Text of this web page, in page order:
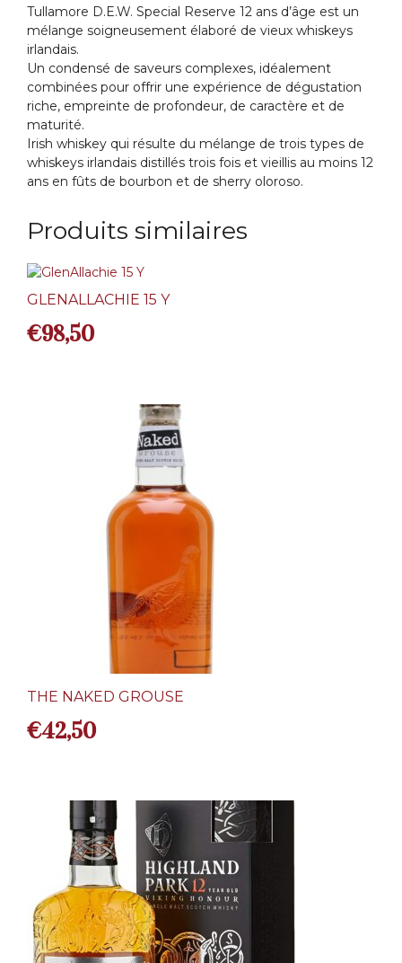
Tullamore D.E.W. Special Reserve 12 ans d’âge est un
mélange soigneusement élaboré de vieux whiskeys
irlandais.
Un condensé de saveurs complexes, idéalement
combinées pour offrir une expérience de dégustation
riche, empreinte de profondeur, de caractère et de
maturité.
Irish whiskey qui résulte du mélange de trois types de
whiskeys irlandais distillés trois fois et vieillis au moins 12
ans en fûts de bourbon et de sherry oloroso.
Produits similaires
GLENALLACHIE 15 Y
€98,50
THE NAKED GROUSE
€42,50